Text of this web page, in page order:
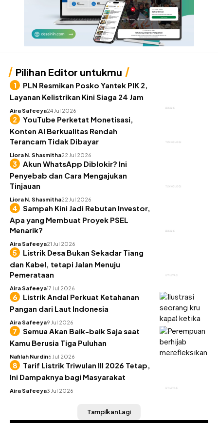
Pilihan Editor untukmu
BISNIS
PLN Resmikan Posko Yantek PIK 2,
Layanan Kelistrikan Kini Siaga 24 Jam
Aira Safeeya24 Jul 2026
TEKNOLOGI
YouTube Perketat Monetisasi,
Konten AI Berkualitas Rendah
Terancam Tidak Dibayar
Liora N. Shasmitha22 Jul 2026
TEKNOLOGI
Akun WhatsApp Diblokir? Ini
Penyebab dan Cara Mengajukan
Tinjauan
Liora N. Shasmitha22 Jul 2026
BISNIS
Sampah Kini Jadi Rebutan Investor,
Apa yang Membuat Proyek PSEL
Menarik?
Aira Safeeya21 Jul 2026
UTILITAS
Listrik Desa Bukan Sekadar Tiang
dan Kabel, tetapi Jalan Menuju
Pemerataan
Aira Safeeya17 Jul 2026
UTILITAS
Listrik Andal Perkuat Ketahanan
Pangan dari Laut Indonesia
Aira Safeeya9 Jul 2026
INSIGHT
Semua Akan Baik-baik Saja saat
Kamu Berusia Tiga Puluhan
Nafilah Nurdin6 Jul 2026
UTILITAS
Tarif Listrik Triwulan III 2026 Tetap,
Ini Dampaknya bagi Masyarakat
Aira Safeeya3 Jul 2026
Tampilkan Lagi